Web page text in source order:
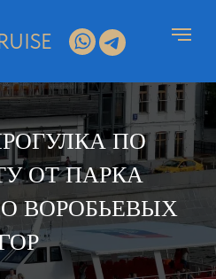
ПО
ОТ ПАРКА
ВОРОБЬЕВЫХ